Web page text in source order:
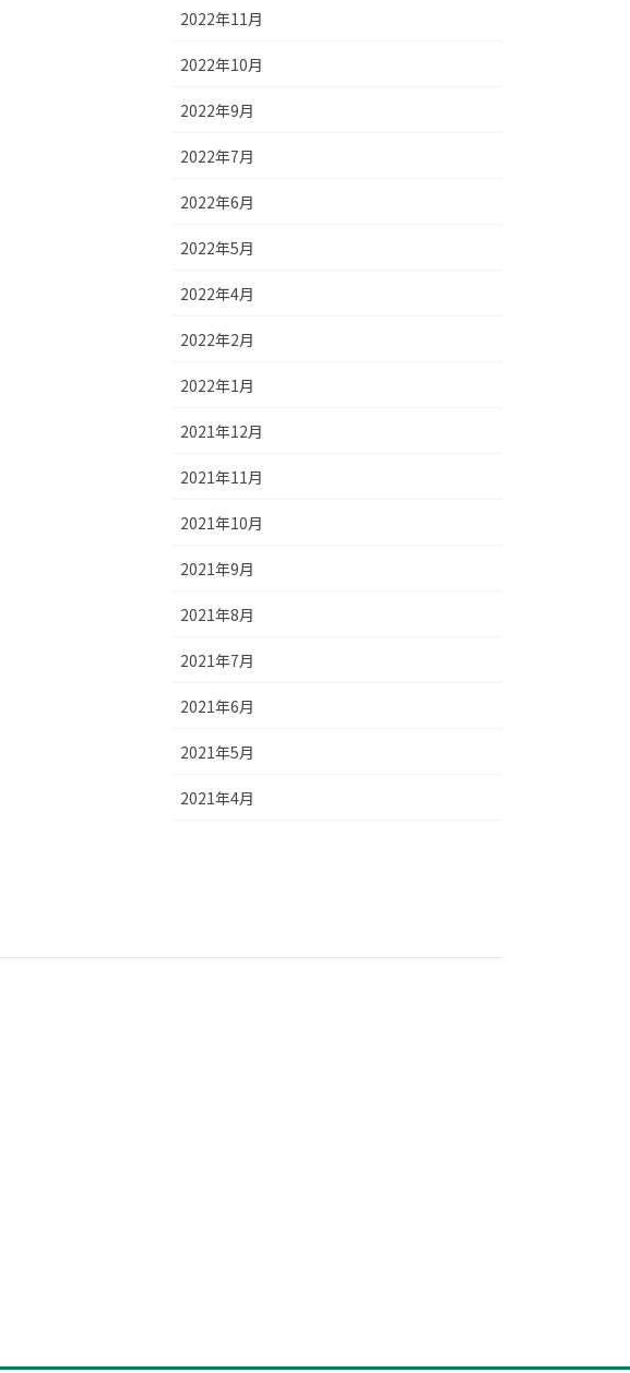
2022年11月
2022年10月
2022年9月
2022年7月
2022年6月
2022年5月
2022年4月
2022年2月
2022年1月
2021年12月
2021年11月
2021年10月
2021年9月
2021年8月
2021年7月
2021年6月
2021年5月
2021年4月